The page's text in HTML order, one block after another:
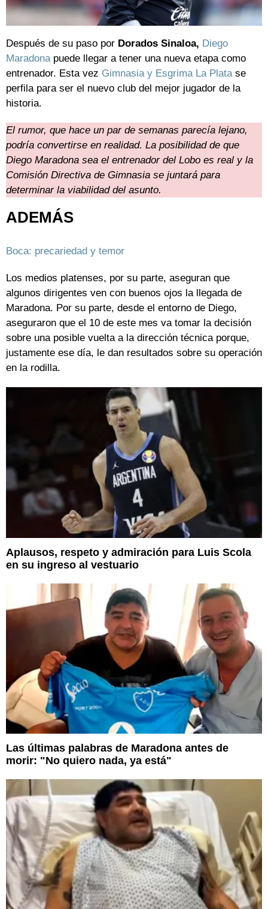
Después de su paso por Dorados Sinaloa, Diego
Maradonapuede llegar a tener una nueva etapa como
entrenador. Esta vez Gimnasia y Esgrima La Platase
perfila para ser el nuevo club del mejor jugador de la
historia.
El rumor, que hace un par de semanas parecía lejano,
podría convertirse en realidad. La posibilidad de que
Diego Maradona sea el entrenador del Lobo es real y la
Comisión Directiva de Gimnasia se juntará para
determinar la viabilidad del asunto.
ADEMÁS
Boca: precariedad y temor
Los medios platenses, por su parte, aseguran que
algunos dirigentes ven con buenos ojos la llegada de
Maradona. Por su parte, desde el entorno de Diego,
aseguraron que el 10 de este mes va tomar la decisión
sobre una posible vuelta a la dirección técnica porque,
justamente ese día, le dan resultados sobre su operación
en la rodilla.
Aplausos, respeto y admiración para Luis Scola
en su ingreso al vestuario
Las últimas palabras de Maradona antes de
morir: "No quiero nada, ya está"